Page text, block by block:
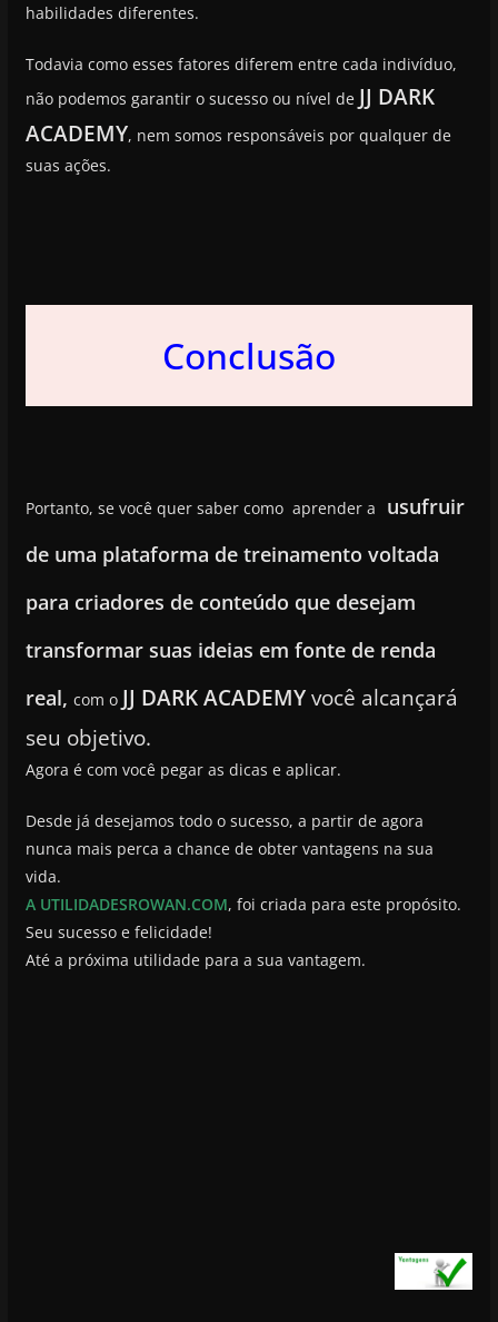
habilidades diferentes.
Todavia como esses fatores diferem entre cada indivíduo,
não podemos garantir o sucesso ou nível de JJ DARK
ACADEMY, nem somos responsáveis por qualquer de
suas ações.
Conclusão
Portanto, se você quer saber como aprender a
usufruir
de uma plataforma de treinamento voltada
para criadores de conteúdo que desejam
transformar suas ideias em fonte de renda
real, com o JJ DARK ACADEMY você alcançará
seu objetivo.
Agora é com você pegar as dicas e aplicar.
Desde já desejamos todo o sucesso, a partir de agora
nunca mais perca a chance de obter vantagens na sua
vida.
A UTILIDADESROWAN.COM, foi criada para este propósito.
Seu sucesso e felicidade!
Até a próxima utilidade para a sua vantagem.